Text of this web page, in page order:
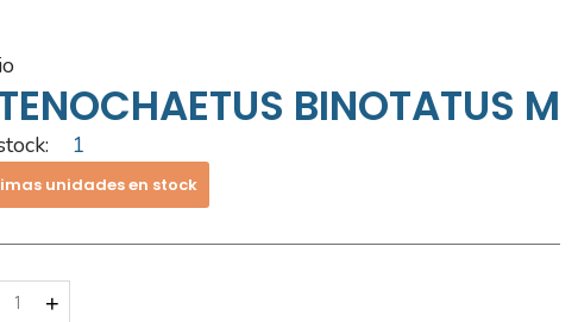
BINOTATUS M
1
unidades en stock
+